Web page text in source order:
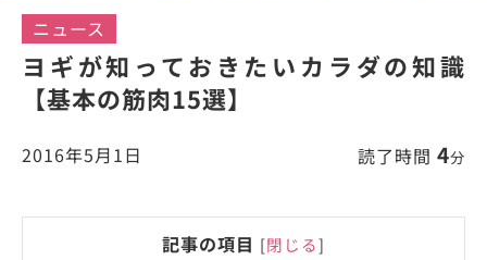
ニュース
ヨギが知っておきたいカラダの知識
【基本の筋肉15選】
2016年5月1日 読了時間 4分
記事の項目 [閉じる]